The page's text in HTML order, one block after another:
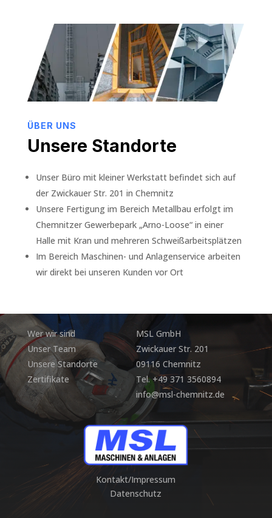
ÜBER UNS
Unsere Standorte
Unser Büro mit kleiner Werkstatt befindet sich auf
der Zwickauer Str. 201 in Chemnitz
Unsere Fertigung im Bereich Metallbau erfolgt im
Chemnitzer Gewerbepark „Arno-Loose“ in einer
Halle mit Kran und mehreren Schweißarbeitsplätzen
Im Bereich Maschinen- und Anlagenservice arbeiten
wir direkt bei unseren Kunden vor Ort
Wer wir sind
Unser Team
Unsere Standorte
Zertifikate
MSL GmbH
Zwickauer Str. 201
09116 Chemnitz
Tel.+49 371 3560894
info@msl-chemnitz.de
Kontakt/Impressum
Datenschutz